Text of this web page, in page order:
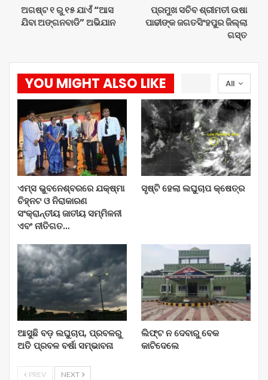
ଅଗଷ୍ଟ ୧ ରୁ ୧୫ ଯାଏଁ “ଆସ
ଯିବା ଅଙ୍ଗନବାଡି” ଅଭିଯାନ
ପ୍ରମୁଖ ସଚିବ ଶ୍ରୀମତୀ ଉଷା
ପାଢୀଙ୍କ ଜଗତସିଂହପୁର ଜିଲ୍ଲା
ଗସ୍ତ
All
YOU MIGHT ALSO LIKE
ଏମ୍ସ ଭୁବନେଶ୍ବରରେ ଯକ୍ଷ୍ମା
ଚିହ୍ନଟ ଓ ନିରାକାରଣ
ସଂକ୍ରାନ୍ତୀୟ ଜାତୀୟ ସମ୍ମିଳନୀ
ଏବଂ ନୀତିଗତ…
ସୃଷ୍ଟି ହେଲା ଲଘୁଚାପ କ୍ଷେତ୍ର
ଆସୁଛି ବଡ଼ ଲଘୁଚାପ, ପ୍ରବଳରୁ
ଅତି ପ୍ରବଳ ବର୍ଷା ସମ୍ଭାବନା
ଲିଫ୍ଟ ନ ଦେବାରୁ ବେକ
କାଟିଦେଲେ
PREV NEXT